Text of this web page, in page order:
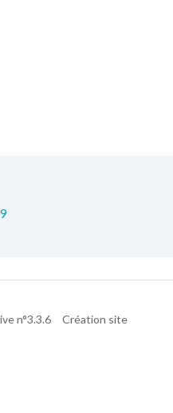
n°3.3.6 Création site